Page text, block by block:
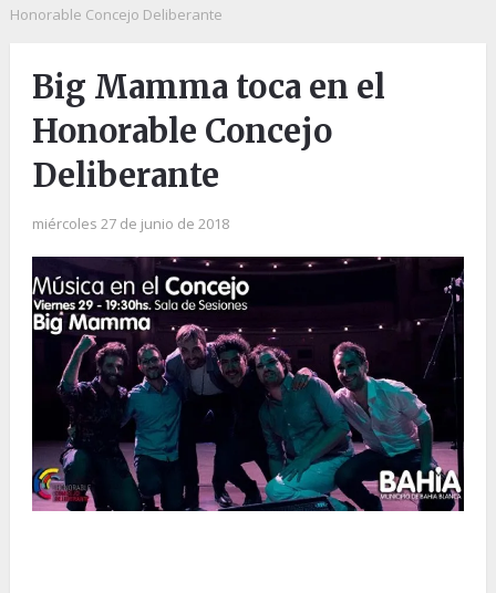
Honorable Concejo Deliberante
Big Mamma toca en el
Honorable Concejo
Deliberante
miércoles 27 de junio de 2018